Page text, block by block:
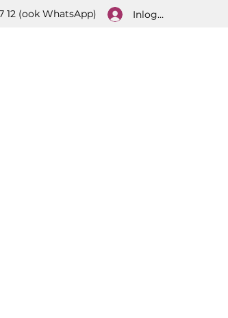
12 (ook WhatsApp) Inloggen